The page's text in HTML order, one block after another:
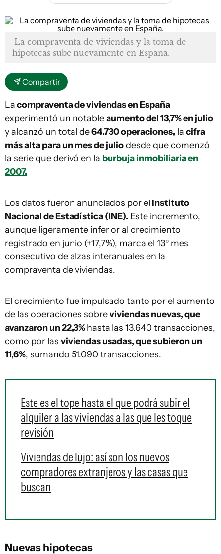
La compraventa de viviendas y la toma de
hipotecas sube nuevamente en España.
Compartir
Lacompraventa de viviendas en España
experimentó un notableaumento del 13,7% en julio
y alcanzó un total de64.730 operaciones, la cifra
más alta para un mes de juliodesde que comenzó
la serie que derivó en la burbuja inmobiliaria en
2007.
Los datos fueron anunciados por el Instituto
Nacional de Estadística (INE). Este incremento,
aunque ligeramente inferior al crecimiento
registrado en junio (+17,7%), marca el 13º mes
consecutivo de alzas interanuales en la
compraventa de viviendas.
El crecimiento fue impulsado tanto por el aumento
de las operaciones sobreviviendas nuevas, que
avanzaron un 22,3%hasta las 13.640 transacciones,
como por las viviendas usadas, que subieron un
11,6%, sumando 51.090 transacciones.
Este es el tope hasta el que podrá subir el
alquiler a las viviendas a las que les toque
revisión
Viviendas de lujo: así son los nuevos
compradores extranjeros y las casas que
buscan
Nuevas hipotecas